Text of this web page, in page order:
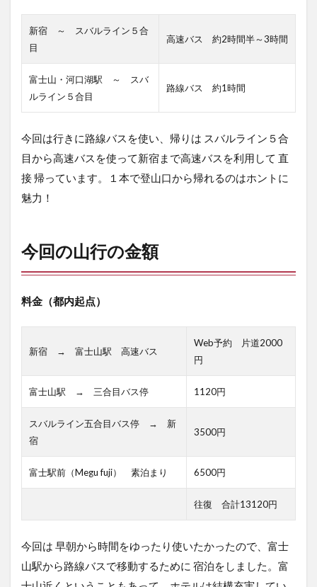
奥庭
から
５合
目バ
ス停
さ
い
ご
に
新宿 ～ スバルライン５合
目
高速バス 約2時間半～3時間
富士山・河口湖駅 ～ スバ
ルライン５合目
路線バス 約1時間
今回は行きに路線バスを使い、帰りは スバルライン５合
目から高速バスを使って新宿まで高速バスを利用して 直
接 帰っています。１本で登山口から帰れるのはホントに
魅力！
今回の山行の金額
料金（都内起点）
新宿 → 富士山駅 高速バス
Web予約 片道2000
円
富士山駅 → 三合目バス停 1120円
スバルライン五合目バス停 → 新
宿
3500円
富士駅前（Megu fuji） 素泊まり 6500円
往復 合計13120円
今回は 早朝から時間をゆったり使いたかったので、富士
山駅から路線バスで移動するために 宿泊をしました。富